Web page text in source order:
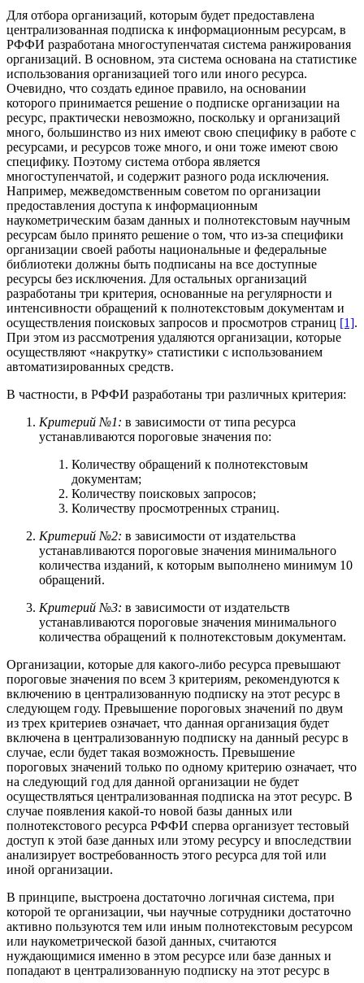
Для отбора организаций, которым будет предоставлена
централизованная подписка к информационным ресурсам, в
РФФИ разработана многоступенчатая система ранжирования
организаций. В основном, эта система основана на статистике
использования организацией того или иного ресурса.
Очевидно, что создать единое правило, на основании
которого принимается решение о подписке организации на
ресурс, практически невозможно, поскольку и организаций
много, большинство из них имеют свою специфику в работе с
ресурсами, и ресурсов тоже много, и они тоже имеют свою
специфику. Поэтому система отбора является
многоступенчатой, и содержит разного рода исключения.
Например, межведомственным советом по организации
предоставления доступа к информационным
наукометрическим базам данных и полнотекстовым научным
ресурсам было принято решение о том, что из-за специфики
организации своей работы национальные и федеральные
библиотеки должны быть подписаны на все доступные
ресурсы без исключения. Для остальных организаций
разработаны три критерия, основанные на регулярности и
интенсивности обращений к полнотекстовым документам и
осуществления поисковых запросов и просмотров страниц [1].
При этом из рассмотрения удаляются организации, которые
осуществляют «накрутку» статистики с использованием
автоматизированных средств.
В частности, в РФФИ разработаны три различных критерия:
Критерий №1: в зависимости от типа ресурса
устанавливаются пороговые значения по:
Количеству обращений к полнотекстовым
документам;
Количеству поисковых запросов;
Количеству просмотренных страниц.
Критерий №2: в зависимости от издательства
устанавливаются пороговые значения минимального
количества изданий, к которым выполнено минимум 10
обращений.
Критерий №3: в зависимости от издательств
устанавливаются пороговые значения минимального
количества обращений к полнотекстовым документам.
Организации, которые для какого-либо ресурса превышают
пороговые значения по всем 3 критериям, рекомендуются к
включению в централизованную подписку на этот ресурс в
следующем году. Превышение пороговых значений по двум
из трех критериев означает, что данная организация будет
включена в централизованную подписку на данный ресурс в
случае, если будет такая возможность. Превышение
пороговых значений только по одному критерию означает, что
на следующий год для данной организации не будет
осуществляться централизованная подписка на этот ресурс. В
случае появления какой-то новой базы данных или
полнотекстового ресурса РФФИ сперва организует тестовый
доступ к этой базе данных или этому ресурсу и впоследствии
анализирует востребованность этого ресурса для той или
иной организации.
В принципе, выстроена достаточно логичная система, при
которой те организации, чьи научные сотрудники достаточно
активно пользуются тем или иным полнотекстовым ресурсом
или наукометрической базой данных, считаются
нуждающимися именно в этом ресурсе или базе данных и
попадают в централизованную подписку на этот ресурс в